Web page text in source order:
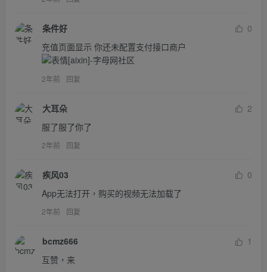
条件好
0
充值页面显示 你还未配置支付接口商户
2年前 回复
大耳朵
2
服了服了你了
2年前 回复
疾风03
0
App无法打开，购买的视频无法加载了
2年前 回复
bcmz666
1
互赞，来